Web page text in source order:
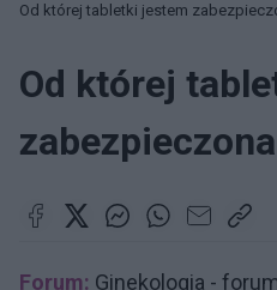
Od której tabletki jestem
Od której
zabezpieczona
Forum: Ginekologia -